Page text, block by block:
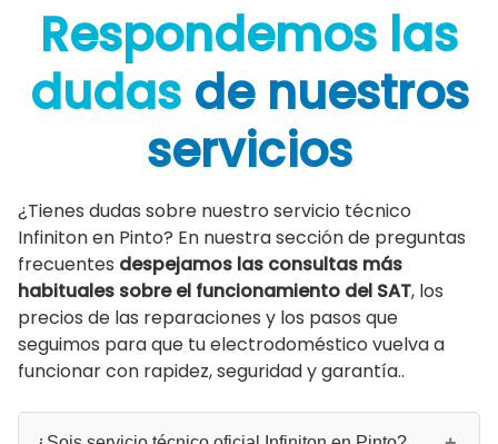
Respondemos las
dudas de nuestros
servicios
¿Tienes dudas sobre nuestro servicio técnico
Infiniton en Pinto? En nuestra sección de preguntas
frecuentes despejamos las consultas más
habituales sobre el funcionamiento del SAT, los
precios de las reparaciones y los pasos que
seguimos para que tu electrodoméstico vuelva a
funcionar con rapidez, seguridad y garantía..